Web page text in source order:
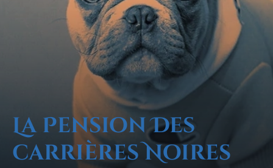
La Pension Des
carrières Noires